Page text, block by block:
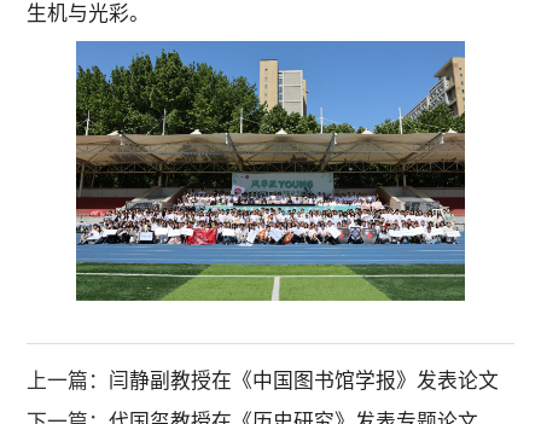
生机与光彩。
上一篇： 闫静副教授在《中国图书馆学报》发表论文